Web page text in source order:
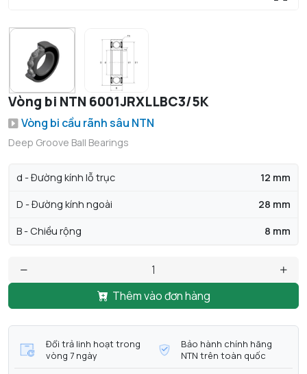
Vòng bi NTN 6001JRXLLBC3/5K
Vòng bi cầu rãnh sâu NTN
Deep Groove Ball Bearings
d - Đường kính lỗ trục 12 mm
D - Đường kính ngoài 28 mm
B - Chiều rộng 8 mm
Thêm vào đơn hàng
Đổi trả linh hoạt trong
vòng 7 ngày
Bảo hành chính hãng
NTN trên toàn quốc